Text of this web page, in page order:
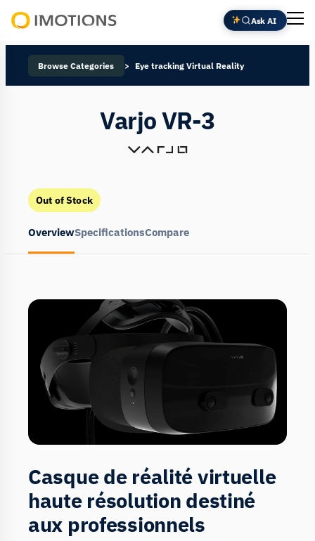
Human
Insight
Ask AI
Browse Categories Eye tracking Virtual Reality
Varjo VR-3
Out of Stock
OverviewSpecificationsCompare
Casque de réalité virtuelle
haute résolution destiné
aux professionnels